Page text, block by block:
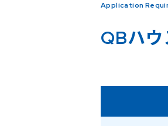
Application
QBハウ